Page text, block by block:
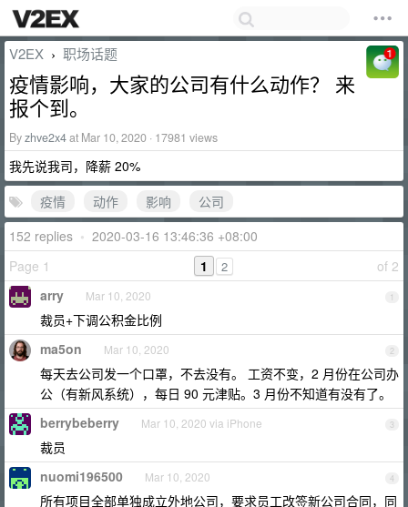
V2EX › 职场话题
疫情影响，大家的公司有什么动作？ 来
报个到。
Byzhve2x4at Mar 10, 2020 · 17981 views
我先说我司，降薪 20%
疫情
动作 影响
公司
152 replies • 2020-03-16 13:46:36 +08:00
Page 1
of 2
1 2
1
arry Mar 10, 2020
裁员+下调公积金比例
2
ma5on Mar 10, 2020
每天去公司发一个口罩，不去没有。 工资不变，2 月份在公司办
公（有新风系统），每日 90 元津贴。3 月份不知道有没有了。
3
berrybeberry Mar 10, 2020 via iPhone
裁员
4
nuomi196500 Mar 10, 2020
所有项目全部单独成立外地公司，要求员工改签新公司合同，同